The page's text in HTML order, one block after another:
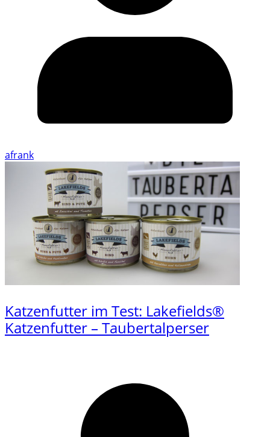
afrank
Katzenfutter im Test: Lakefields®
Katzenfutter – Taubertalperser